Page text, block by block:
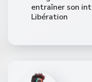
entraîner son
Libération